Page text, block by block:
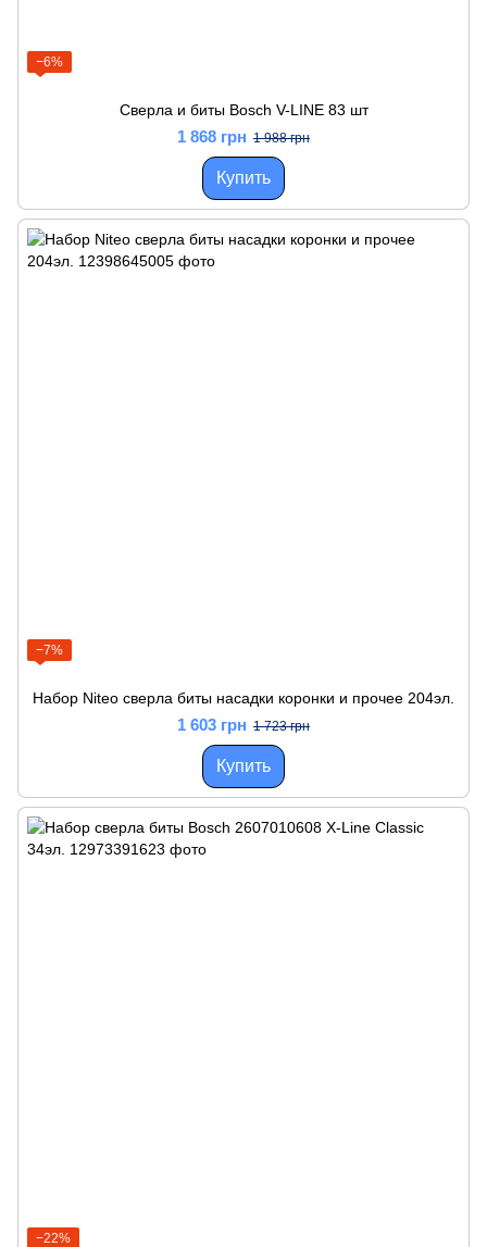
−6%
Сверла и биты Bosch V-LINE 83 шт
1 868 грн 1 988 грн
Купить
−7%
Набор Niteo сверла биты насадки коронки и прочее 204эл.
1 603 грн 1 723 грн
Купить
−22%